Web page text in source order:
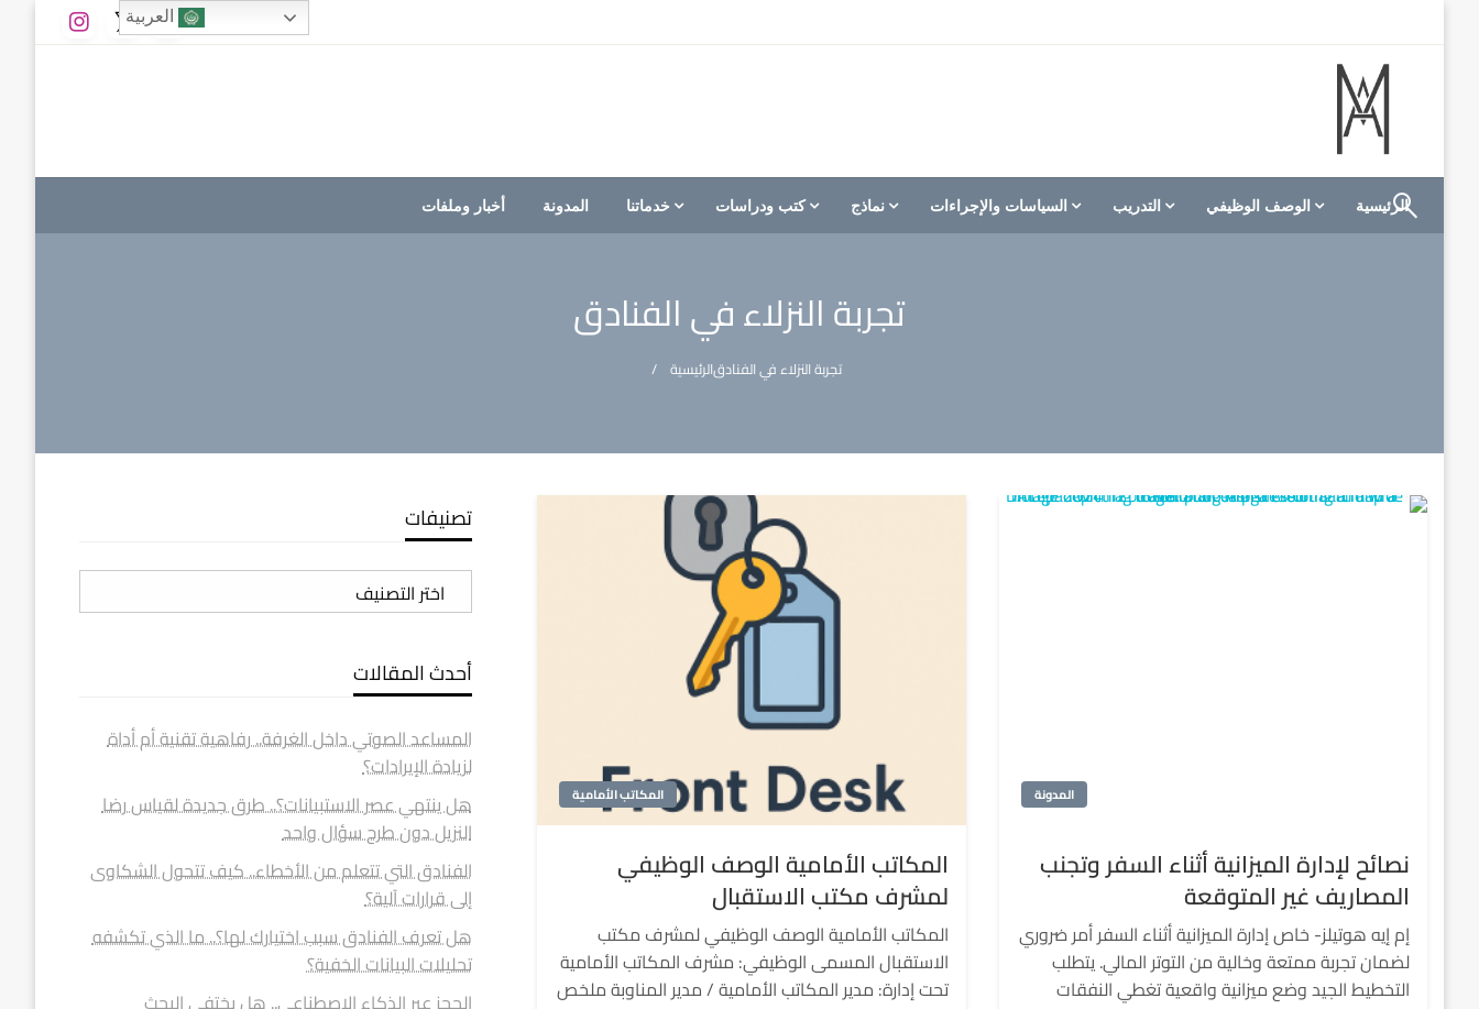
M A hotels | إم ايه هوتيلز
الموقع الأول للعاملين في الفنادق في العالم العربي
الرئيسية الوصف الوظيفي التدريب السياسات والإجراءات نماذج كتب ودراسات خدماتنا المدونة أخبار وملفات
تجربة النزلاء في الفنادق
الرئيسيةتجربة النزلاء في الفنادق
المدونة
نصائح لإدارة الميزانية أثناء السفر وتجنب
المصاريف غير المتوقعة
إم إيه هوتيلز- خاص إدارة الميزانية أثناء السفر أمر ضروري
لضمان تجربة ممتعة وخالية من التوتر المالي. يتطلب
التخطيط الجيد وضع ميزانية واقعية تغطي النفقات
المكاتب الأمامية
المكاتب الأمامية الوصف الوظيفي
لمشرف مكتب الاستقبال
المكاتب الأمامية الوصف الوظيفي لمشرف مكتب
الاستقبال المسمى الوظيفي: مشرف المكاتب الأمامية
تحت إدارة: مدير المكاتب الأمامية / مدير المناوبة ملخص
تصنيفات
تصنيفات
أحدث المقالات
المساعد الصوتي داخل الغرفة.. رفاهية تقنية أم أداة
لزيادة الإيرادات؟
هل ينتهي عصر الاستبيانات؟.. طرق جديدة لقياس رضا
النزيل دون طرح سؤال واحد
الفنادق التي تتعلم من الأخطاء.. كيف تتحول الشكاوى
إلى قرارات آلية؟
هل تعرف الفنادق سبب اختيارك لها؟.. ما الذي تكشفه
تحليلات البيانات الخفية؟
الحجز عبر الذكاء الاصطناعي.. هل يختفي البحث
العربية